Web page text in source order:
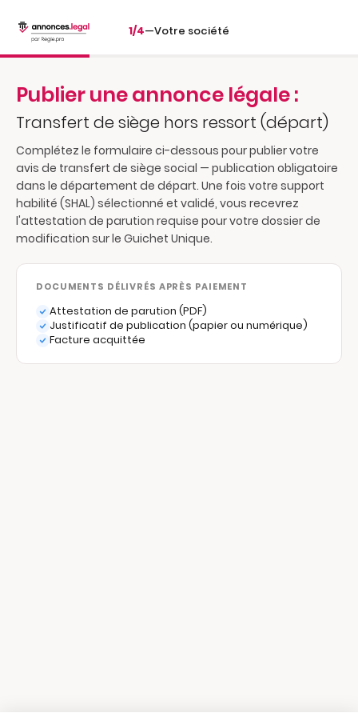
1/4—Votre société
Publier une annonce légale :
Transfert de siège hors ressort (départ)
Complétez le formulaire ci-dessous pour publier votre
avis de transfert de siège social — publication obligatoire
dans le département de départ. Une fois votre support
habilité (SHAL) sélectionné et validé, vous recevrez
l'attestation de parution requise pour votre dossier de
modification sur le Guichet Unique.
DOCUMENTS DÉLIVRÉS APRÈS PAIEMENT
Attestation de parution (PDF)
Justificatif de publication (papier ou numérique)
Facture acquittée